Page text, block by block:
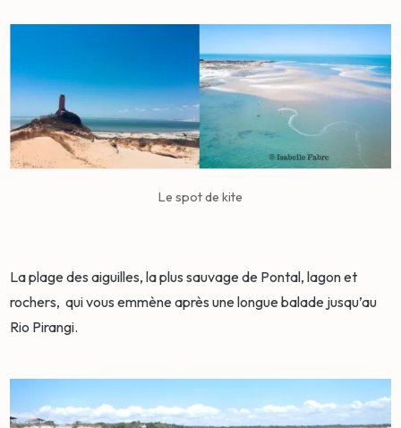
Le spot de kite
La plage des aiguilles, la plus sauvage de Pontal, lagon et
rochers, qui vous emmène après une longue balade jusqu’au
Rio Pirangi.